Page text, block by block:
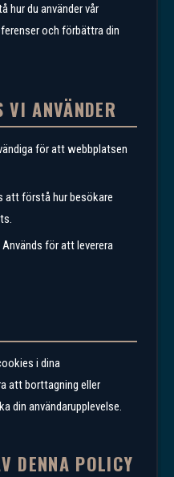
hur du använder vår
och förbättra din
VI ANVÄNDER
för att webbplatsen
att förstå hur besökare
Används för att leverera
i dina
att borttagning eller
din användarupplevelse.
DENNA POLICY